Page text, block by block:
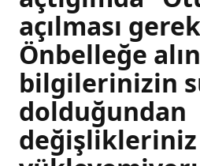
açılması
Önbelleğe
bilgilerinizin
dolduğundan
değişlikleriniz